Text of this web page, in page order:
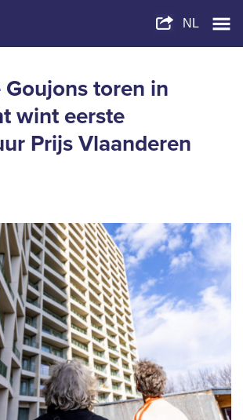
Goujons toren in
wint eerste
Prijs Vlaanderen